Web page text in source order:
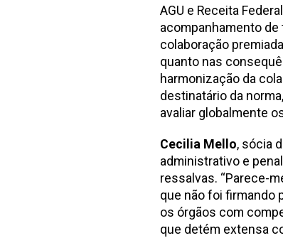
AGU e Receita
acompanhamento
colaboração
quanto nas
harmonização da
destinatário da
avaliar globalmente
Cecilia Mello, sócia
administrativo e
ressalvas. “Parece-
que não foi firmando
os órgãos com
que detém extensa